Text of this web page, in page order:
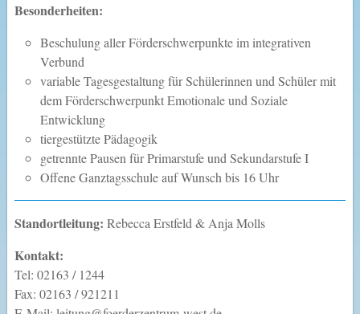
Besonderheiten:
Beschulung aller Förderschwerpunkte im integrativen
Verbund
variable Tagesgestaltung für Schülerinnen und Schüler mit
dem Förderschwerpunkt Emotionale und Soziale
Entwicklung
tiergestützte Pädagogik
getrennte Pausen für Primarstufe und Sekundarstufe I
Offene Ganztagsschule auf Wunsch bis 16 Uhr
Standortleitung: Rebecca Erstfeld & Anja Molls
Kontakt:
Tel: 02163 / 1244
Fax: 02163 / 921211